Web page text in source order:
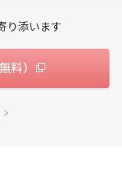
り添います
料）